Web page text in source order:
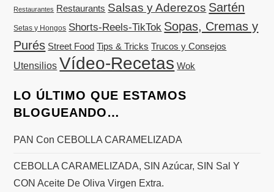
Restaurantes Restaurants Salsas y Aderezos Sartén
Setas y Hongos Shorts-Reels-TikTok Sopas, Cremas y
Purés Street Food Tips & Tricks Trucos y Consejos
Utensilios Vídeo-Recetas Wok
LO ÚLTIMO QUE ESTAMOS
BLOGUEANDO…
PAN Con CEBOLLA CARAMELIZADA
CEBOLLA CARAMELIZADA, SIN Azúcar, SIN Sal Y
CON Aceite De Oliva Virgen Extra.